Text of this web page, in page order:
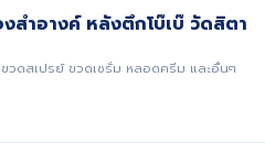
สำอางค์ หลังตึกโบ๊เบ๊ วัดสิตา
ดสเปรย์ ขวดเซรั่ม หลอดครีม และอื่นๆ